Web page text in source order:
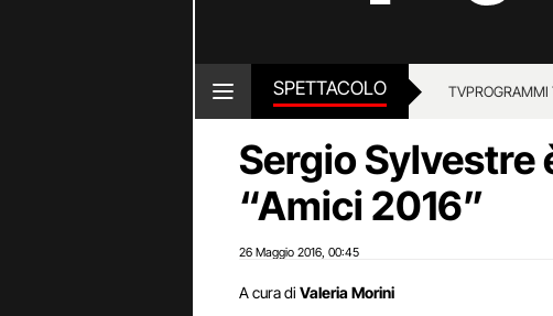
SPETTACOLO TVPROGRAMMI
Sergio Sylvestre
“Amici 2016”
26 Maggio 2016 00:45
A cura di Valeria Morini